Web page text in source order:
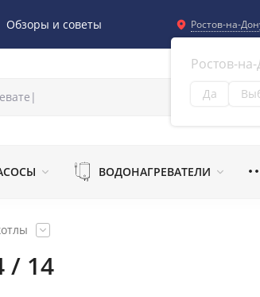
Обзоры и советы Ростов-на-
Ростов-
Да
ВОДОНАГРЕВАТЕЛИ
/ 14